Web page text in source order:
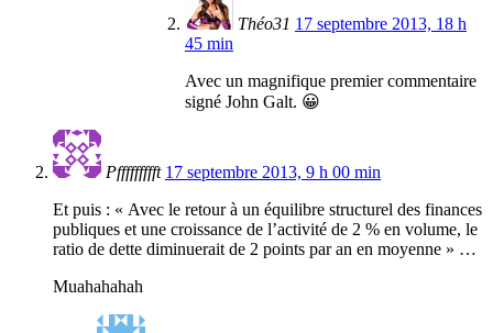
Théo31 17 septembre 2013, 18 h
45 min
Avec un magnifique premier commentaire
signé John Galt. 😀
Pffffffffft 17 septembre 2013, 9 h 00 min
Et puis : « Avec le retour à un équilibre structurel des finances
publiques et une croissance de l’activité de 2 % en volume, le
ratio de dette diminuerait de 2 points par an en moyenne » …
Muahahahah